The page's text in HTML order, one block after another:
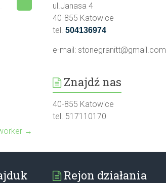
→
ul.Janasa 4
40-855 Katowice
tel. 504136974
e-mail: stonegranitt@gmail.com
Znajdź nas
40-855 Katowice
tel. 517110170
Rejon działania